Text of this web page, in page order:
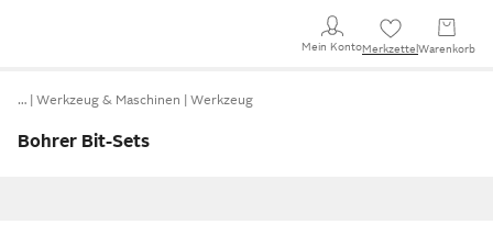
Mein KontoMerkzettel Warenkorb
… Werkzeug & Maschinen Werkzeug
Bohrer Bit-Sets